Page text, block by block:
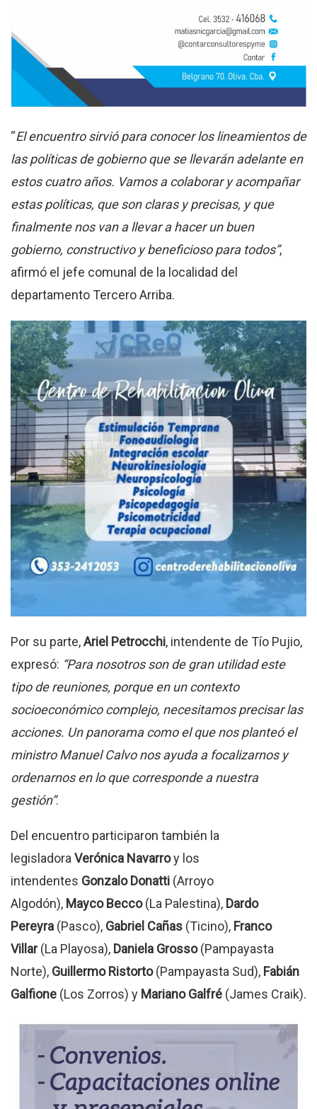
“El encuentro sirvió para conocer los lineamientos de
las políticas de gobierno que se llevarán adelante en
estos cuatro años. Vamos a colaborar y acompañar
estas políticas, que son claras y precisas, y que
finalmente nos van a llevar a hacer un buen
gobierno, constructivo y beneficioso para todos”,
afirmó el jefe comunal de la localidad del
departamento Tercero Arriba.
Por su parte,Ariel Petrocchi, intendente de Tío Pujio,
expresó: “Para nosotros son de gran utilidad este
tipo de reuniones, porque en un contex­to
socioeconómico complejo, necesitamos precisar las
acciones. Un panorama como el que nos planteó el
ministro Manuel Calvo nos ayuda a focalizarnos y
ordenarnos en lo que corresponde a nuestra
gestión”.
Del encuentro participaron también la
legisladoraVerónica Navarroy los
intendentes Gonzalo Donatti (Arroyo
Algodón), Mayco Becco(La Palestina), Dardo
Pereyra (Pasco), Gabriel Cañas (Ticino), Franco
Villar(La Playosa), Daniela Grosso(Pampayasta
Norte), Guillermo Ristorto(Pampayasta Sud), Fabián
Galfione (Los Zorros) y Mariano Galfré (James Craik).